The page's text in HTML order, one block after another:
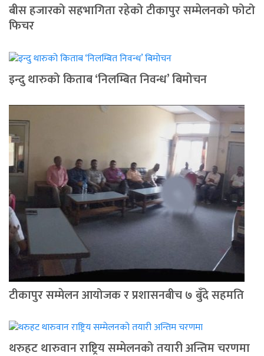
बीस हजारको सहभागिता रहेको टीकापुर सम्मेलनको फोटो
फिचर
इन्दु थारुको किताब ‘निलम्बित निवन्ध’ बिमोचन
टीकापुर सम्मेलन आयोजक र प्रशासनबीच ७ बुँदे सहमति
थरुहट थारुवान राष्ट्रिय सम्मेलनको तयारी अन्तिम चरणमा